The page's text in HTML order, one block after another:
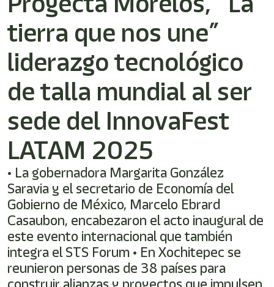
activates
the
screen
help
you
navigate
interact
content.
tierra que nos une”
liderazgo tecnológico
de talla mundial al ser
sede del InnovaFest
LATAM 2025
• La gobernadora Margarita González
Saravia y el secretario de Economía del
Gobierno de México, Marcelo Ebrard
Casaubon, encabezaron el acto inaugural de
este evento internacional que también
integra el STS Forum • En Xochitepec se
reunieron personas de 38 países para